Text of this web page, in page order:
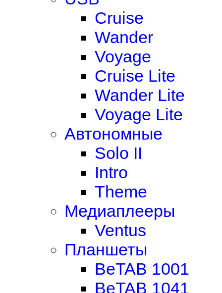
Cruise
Wander
Voyage
Cruise Lite
Wander Lite
Voyage Lite
Автономные
Solo II
Intro
Theme
Медиаплееры
Ventus
Планшеты
BeTAB 1001
BeTAB 1041